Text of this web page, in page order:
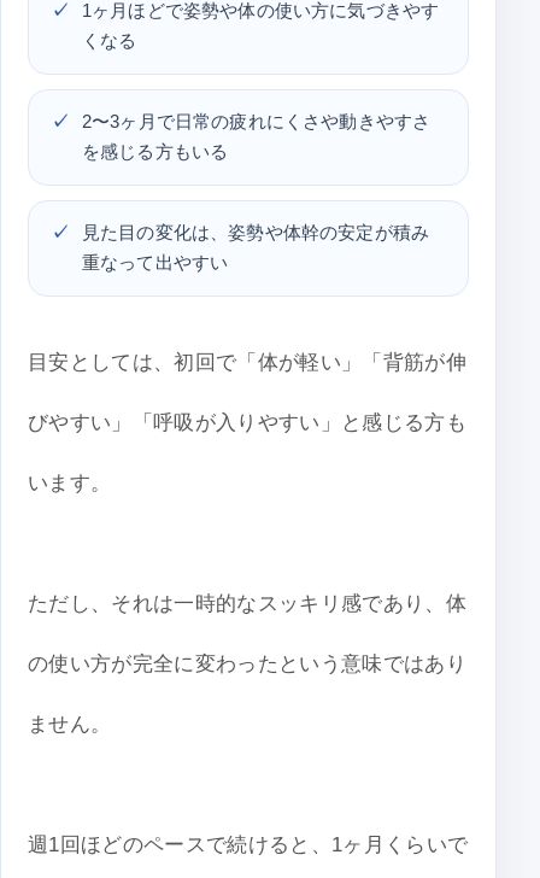
1ヶ月ほどで姿勢や体の使い方に気づきやす
くなる
2〜3ヶ月で日常の疲れにくさや動きやすさ
を感じる方もいる
見た目の変化は、姿勢や体幹の安定が積み
重なって出やすい
目安としては、初回で「体が軽い」「背筋が伸
びやすい」「呼吸が入りやすい」と感じる方も
います。
ただし、それは一時的なスッキリ感であり、体
の使い方が完全に変わったという意味ではあり
ません。
週1回ほどのペースで続けると、1ヶ月くらいで